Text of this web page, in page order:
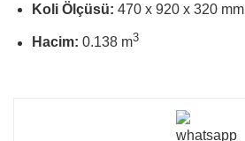
Koli Ölçüsü: 470 x 920 x 320 mm
Hacim: 0.138 m3